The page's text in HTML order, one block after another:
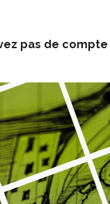
pas de compte